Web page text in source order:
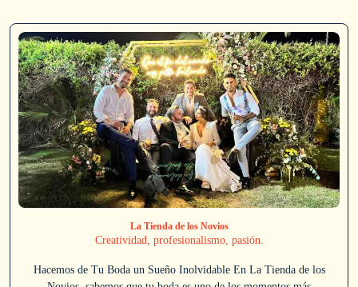
La Tienda de los Novios
Creatividad, profesionalismo, pasión.
Hacemos de Tu Boda un Sueño Inolvidable En La Tienda de los